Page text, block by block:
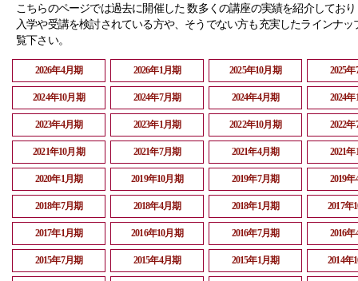
こちらのページでは過去に開催した 数多くの講座の実績を紹介してお
入学や受講を検討されている方や、そうでない方も充実したラインナッ
覧下さい。
2026年4月期 2026年1月期 2025年10月期 2025
2024年10月期 2024年7月期 2024年4月期 2024
2023年4月期 2023年1月期 2022年10月期 2022
2021年10月期 2021年7月期 2021年4月期 2021
2020年1月期 2019年10月期 2019年7月期 2019
2018年7月期 2018年4月期 2018年1月期 2017年
2017年1月期 2016年10月期 2016年7月期 2016
2015年7月期 2015年4月期 2015年1月期 2014年